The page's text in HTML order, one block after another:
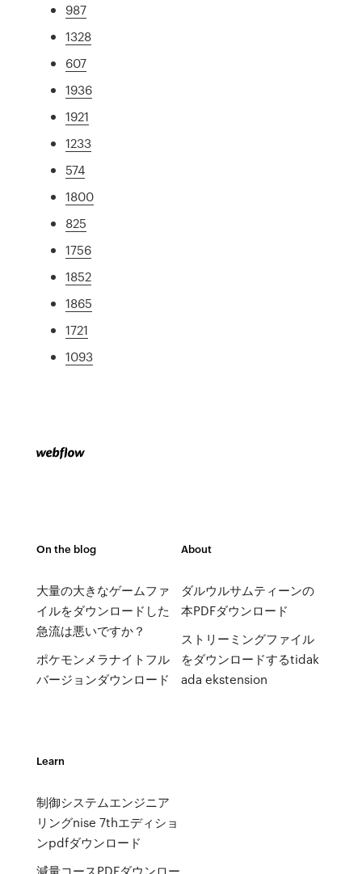
987
1328
607
1936
1921
1233
574
1800
825
1756
1852
1865
1721
1093
On the blog
大量の大きなゲームファ
イルをダウンロードした
急流は悪いですか？
ポケモンメラナイトフル
バージョンダウンロード
About
ダルウルサムティーンの
本PDFダウンロード
ストリーミングファイル
をダウンロードするtidak
ada ekstension
Learn
制御システムエンジニア
リングnise 7thエディショ
ンpdfダウンロード
減量コースPDFダウンロー